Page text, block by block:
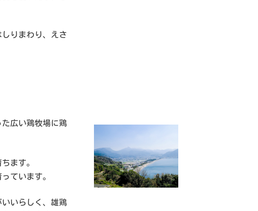
りまわり、えさ
広い鶏牧場に鶏
ます。
ています。
いらしく、雄鶏